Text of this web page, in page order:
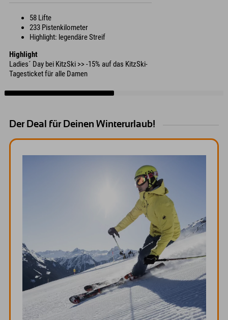
58 Lifte
233 Pistenkilometer
Highlight: legendäre Streif
Highlight
Ladies´ Day bei KitzSki >> -15% auf das KitzSki-
Tagesticket für alle Damen
Der Deal für Deinen Winterurlaub!